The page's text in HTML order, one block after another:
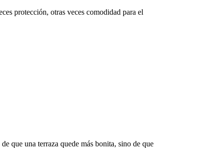
protección, otras veces comodidad para el
que una terraza quede más bonita, sino de que